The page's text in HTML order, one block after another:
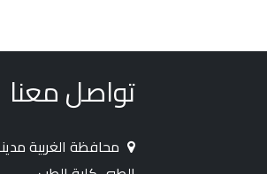
تواصل معنا
محافظة الغربية